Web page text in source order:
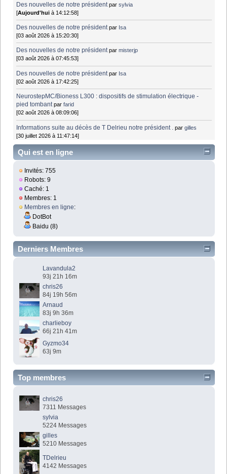
Des nouvelles de notre président parsylvia
[Aujourd'hui à 14:12:58]
Des nouvelles de notre président par Isa
[03 août 2026 à 15:20:30]
Des nouvelles de notre président parmisterjp
[03 août 2026 à 07:45:53]
Des nouvelles de notre président par Isa
[02 août 2026 à 17:42:25]
NeurostepMC/Bioness L300 : dispositifs de stimulation électrique -
pied tombant parfarid
[02 août 2026 à 08:09:06]
Informations suite au décès de T Delrieu notre président . pargilles
[30 juillet 2026 à 11:47:14]
Qui est en ligne
Invités: 755
Robots: 9
Caché: 1
Membres: 1
Membres en ligne:
DotBot
Baidu (8)
Derniers Membres
Lavandula2
93j 21h 16m
chris26
84j 19h 56m
Arnaud
83j 9h 36m
charlieboy
66j 21h 41m
Gyzmo34
63j 9m
Top membres
chris26
7311 Messages
sylvia
5224 Messages
gilles
5210 Messages
TDelrieu
4142 Messages